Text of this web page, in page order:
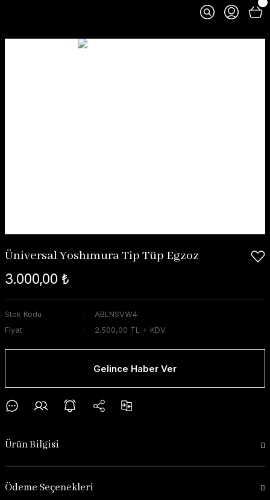
Üniversal Yoshımura Tip Tüp Egzoz
3.000,00 ₺
Stok Kodu
ABLNSVW4
Fiyat
2.500,00 TL + KDV
Gelince Haber Ver
Ürün Bilgisi
Ödeme Seçenekleri